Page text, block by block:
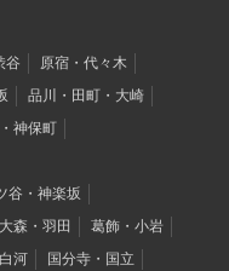
谷
原宿・代々木
品川・田町・大崎
神保町
谷・神楽坂
森・羽田
葛飾・小岩
河
国分寺・国立